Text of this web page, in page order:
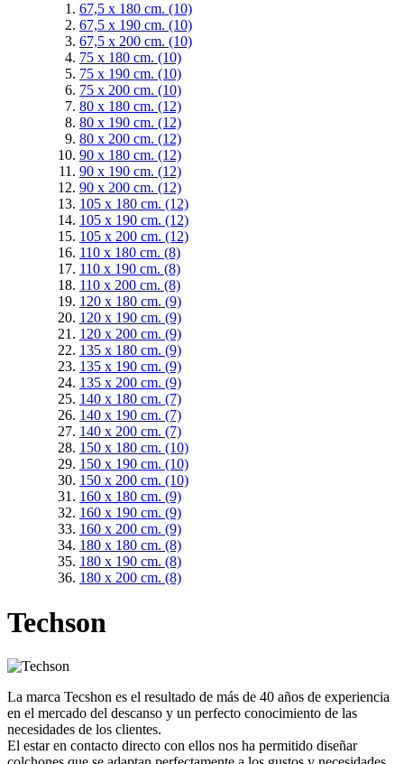
67,5 x 180 cm. (10)
67,5 x 190 cm. (10)
67,5 x 200 cm. (10)
75 x 180 cm. (10)
75 x 190 cm. (10)
75 x 200 cm. (10)
80 x 180 cm. (12)
80 x 190 cm. (12)
80 x 200 cm. (12)
90 x 180 cm. (12)
90 x 190 cm. (12)
90 x 200 cm. (12)
105 x 180 cm. (12)
105 x 190 cm. (12)
105 x 200 cm. (12)
110 x 180 cm. (8)
110 x 190 cm. (8)
110 x 200 cm. (8)
120 x 180 cm. (9)
120 x 190 cm. (9)
120 x 200 cm. (9)
135 x 180 cm. (9)
135 x 190 cm. (9)
135 x 200 cm. (9)
140 x 180 cm. (7)
140 x 190 cm. (7)
140 x 200 cm. (7)
150 x 180 cm. (10)
150 x 190 cm. (10)
150 x 200 cm. (10)
160 x 180 cm. (9)
160 x 190 cm. (9)
160 x 200 cm. (9)
180 x 180 cm. (8)
180 x 190 cm. (8)
180 x 200 cm. (8)
Techson
La marca Tecshon es el resultado de más de 40 años de experiencia
en el mercado del descanso y un perfecto conocimiento de las
necesidades de los clientes.
El estar en contacto directo con ellos nos ha permitido diseñar